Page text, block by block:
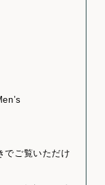
でご覧いただけ